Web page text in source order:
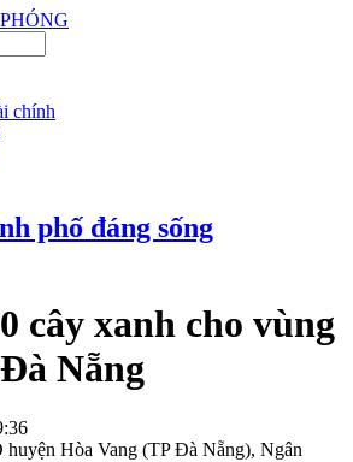
chính
phố đáng sống
cây xanh cho vùng
Nẵng
huyện Hòa Vang (TP Đà Nẵng), Ngân